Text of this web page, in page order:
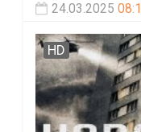
24.03.2025
HD